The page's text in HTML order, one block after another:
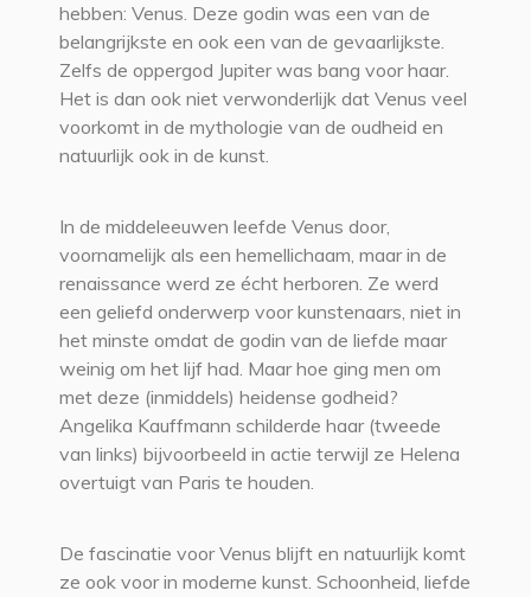
hebben: Venus. Deze godin was een van de
belangrijkste en ook een van de gevaarlijkste.
Zelfs de oppergod Jupiter was bang voor haar.
Het is dan ook niet verwonderlijk dat Venus veel
voorkomt in de mythologie van de oudheid en
natuurlijk ook in de kunst.
In de middeleeuwen leefde Venus door,
voornamelijk als een hemellichaam, maar in de
renaissance werd ze écht herboren. Ze werd
een geliefd onderwerp voor kunstenaars, niet in
het minste omdat de godin van de liefde maar
weinig om het lijf had. Maar hoe ging men om
met deze (inmiddels) heidense godheid?
Angelika Kauffmann schilderde haar (tweede
van links) bijvoorbeeld in actie terwijl ze Helena
overtuigt van Paris te houden.
De fascinatie voor Venus blijft en natuurlijk komt
ze ook voor in moderne kunst. Schoonheid, liefde